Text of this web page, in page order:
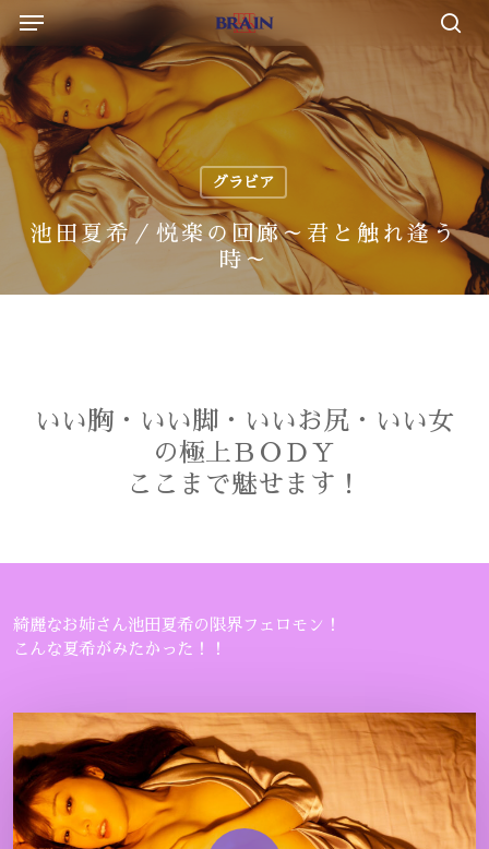
Skip
to
main
content
Menu
グラビア
池田夏希／悦楽の回廊～君と触れ逢う
時～
いい胸・いい脚・いいお尻・いい女
の極上ＢＯＤＹ
ここまで魅せます！
綺麗なお姉さん池田夏希の限界フェロモン！
こんな夏希がみたかった！！
Play Video